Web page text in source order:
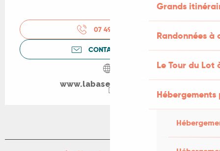
Grands
Randonnées
Le Tour du Lot
07 49 57 39
CONTACTEZ-NOUS
www.labase-nautique.fr